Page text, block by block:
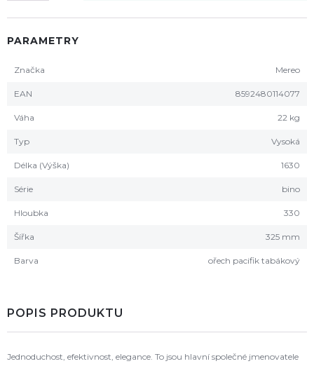
PARAMETRY
Značka Mereo
EAN 8592480114077
Váha 22 kg
Typ Vysoká
Délka (Výška) 1630
Série bino
Hloubka 330
Šířka 325 mm
Barva ořech pacifik tabákový
POPIS PRODUKTU
Jednoduchost, efektivnost, elegance. To jsou hlavní společné jmenovatele